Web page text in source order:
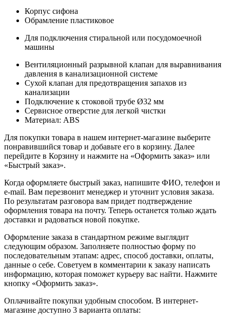
Корпус сифона
Обрамление пластиковое
Для подключения стиральной или посудомоечной
машины
Вентиляционный разрывной клапан для выравнивания
давления в канализационной системе
Сухой клапан для предотвращения запахов из
канализации
Подключение к стоковой трубе Ø32 мм
Сервисное отверстие для легкой чистки
Материал: ABS
Для покупки товара в нашем интернет-магазине выберите
понравившийся товар и добавьте его в корзину. Далее
перейдите в Корзину и нажмите на «Оформить заказ» или
«Быстрый заказ».
Когда оформляете быстрый заказ, напишите ФИО, телефон и
e-mail. Вам перезвонит менеджер и уточнит условия заказа.
По результатам разговора вам придет подтверждение
оформления товара на почту. Теперь останется только ждать
доставки и радоваться новой покупке.
Оформление заказа в стандартном режиме выглядит
следующим образом. Заполняете полностью форму по
последовательным этапам: адрес, способ доставки, оплаты,
данные о себе. Советуем в комментарии к заказу написать
информацию, которая поможет курьеру вас найти. Нажмите
кнопку «Оформить заказ».
Оплачивайте покупки удобным способом. В интернет-
магазине доступно 3 варианта оплаты: